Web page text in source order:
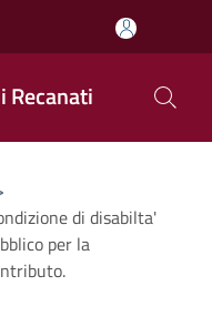
Recanati
di disabilta'
per la